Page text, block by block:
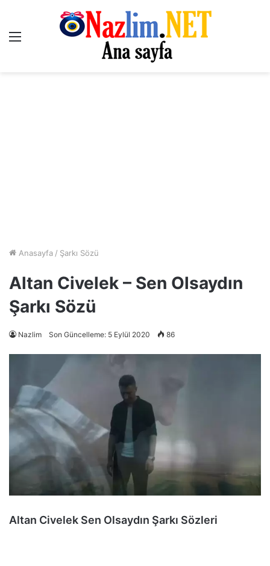
Menü
Anasayfa / Şarkı Sözü
Altan Civelek – Sen Olsaydın
Şarkı Sözü
Nazlim Son Güncelleme: 5 Eylül 2020 86
Altan Civelek Sen Olsaydın Şarkı Sözleri